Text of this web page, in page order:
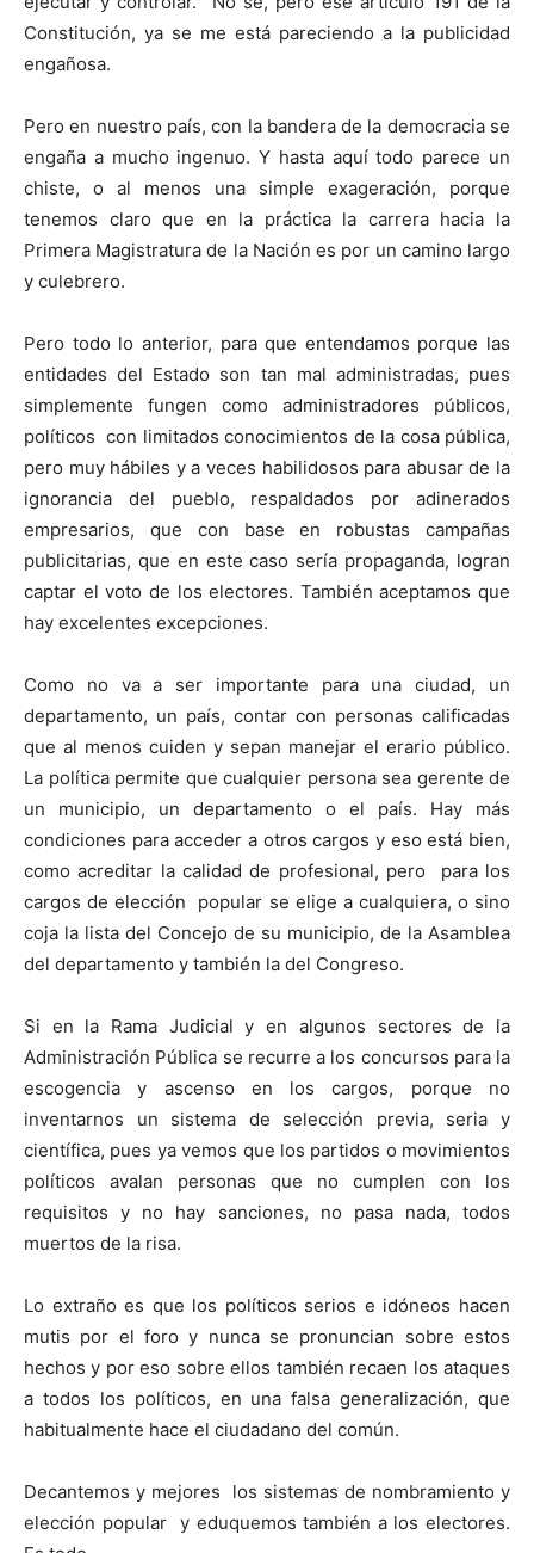
Constitución, ya se me está pareciendo a la publicidad
engañosa.
Pero en nuestro país, con la bandera de la democracia se
engaña a mucho ingenuo. Y hasta aquí todo parece un
chiste, o al menos una simple exageración, porque
tenemos claro que en la práctica la carrera hacia la
Primera Magistratura de la Nación es por un camino largo
y culebrero.
Pero todo lo anterior, para que entendamos porque las
entidades del Estado son tan mal administradas, pues
simplemente fungen como administradores públicos,
políticos con limitados conocimientos de la cosa pública,
pero muy hábiles y a veces habilidosos para abusar de la
ignorancia del pueblo, respaldados por adinerados
empresarios, que con base en robustas campañas
publicitarias, que en este caso sería propaganda, logran
captar el voto de los electores. También aceptamos que
hay excelentes excepciones.
Como no va a ser importante para una ciudad, un
departamento, un país, contar con personas calificadas
que al menos cuiden y sepan manejar el erario público.
La política permite que cualquier persona sea gerente de
un municipio, un departamento o el país. Hay más
condiciones para acceder a otros cargos y eso está bien,
como acreditar la calidad de profesional, pero para los
cargos de elección popular se elige a cualquiera, o sino
coja la lista del Concejo de su municipio, de la Asamblea
del departamento y también la del Congreso.
Si en la Rama Judicial y en algunos sectores de la
Administración Pública se recurre a los concursos para la
escogencia y ascenso en los cargos, porque no
inventarnos un sistema de selección previa, seria y
científica, pues ya vemos que los partidos o movimientos
políticos avalan personas que no cumplen con los
requisitos y no hay sanciones, no pasa nada, todos
muertos de la risa.
Lo extraño es que los políticos serios e idóneos hacen
mutis por el foro y nunca se pronuncian sobre estos
hechos y por eso sobre ellos también recaen los ataques
a todos los políticos, en una falsa generalización, que
habitualmente hace el ciudadano del común.
Decantemos y mejores los sistemas de nombramiento y
elección popular y eduquemos también a los electores.